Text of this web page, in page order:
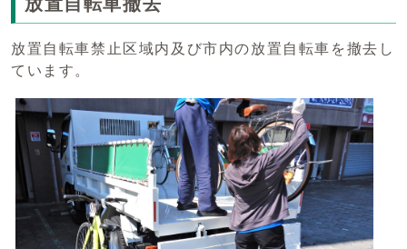
放置自転車禁止区域内及び市内の放置自転車を撤去し
ています。